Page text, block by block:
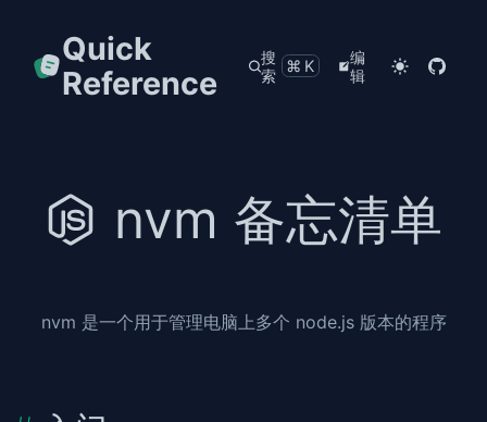
Quick
Reference
搜
索
⌘K
编
辑
nvm 备忘清单
nvm 是一个用于管理电脑上多个 node.js 版本的程序